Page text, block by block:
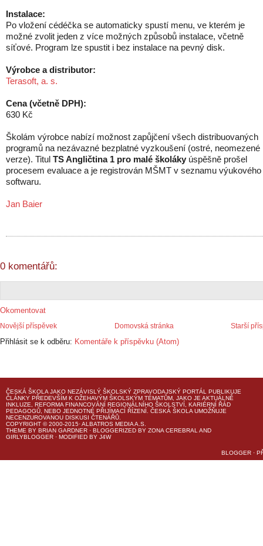
Instalace:
Po vložení cédéčka se automaticky spustí menu, ve kterém je
možné zvolit jeden z více možných způsobů instalace, včetně
síťové. Program lze spustit i bez instalace na pevný disk.
Výrobce a distributor:
Terasoft, a. s.
Cena (včetně DPH):
630 Kč
Školám výrobce nabízí možnost zapůjčení všech distribuovaných
programů na nezávazné bezplatné vyzkoušení (ostré, neomezené
verze). Titul TS Angličtina 1 pro malé školáky úspěšně prošel
procesem evaluace a je registrován MŠMT v seznamu výukového
softwaru.
Jan Baier
0 komentářů:
Okomentovat
Novější příspěvek Starší
Domovská stránka
Přihlásit se k odběru: Komentáře k příspěvku (Atom)
ČESKÁ ŠKOLA JAKO NEZÁVISLÝ ŠKOLSKÝ ZPRAVODAJSKÝ PORTÁL PUBLIKUJE
ČLÁNKY PŘEDEVŠÍM K OŽEHAVÝM ŠKOLSKÝM TÉMATŮM, JAKO JE AKTUÁLNĚ
INKLUZE, REFORMA FINANCOVÁNÍ REGIONÁLNÍHO ŠKOLSTVÍ, KARIÉRNÍ ŘÁD
PEDAGOGŮ, NEBO JEDNOTNÉ PŘIJÍMACÍ ŘÍZENÍ. ČESKÁ ŠKOLA UMOŽŇUJE
NECENZUROVANOU DISKUSI ČTENÁŘŮ.
COPYRIGHT © 2000-2015· ALBATROS MEDIA A.S.
THEME BY BRIAN GARDNER · BLOGGERIZED BY ZONA CEREBRAL AND
GIRLYBLOGGER · MODIFIED BY J4W
BLOGGER ·